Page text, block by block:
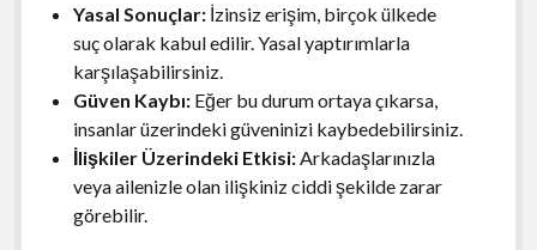
Yasal Sonuçlar:İzinsiz erişim, birçok ülkede
suç olarak kabul edilir. Yasal yaptırımlarla
karşılaşabilirsiniz.
Güven Kaybı:Eğer bu durum ortaya çıkarsa,
insanlar üzerindeki güveninizi kaybedebilirsiniz.
İlişkiler Üzerindeki Etkisi:Arkadaşlarınızla
veya ailenizle olan ilişkiniz ciddi şekilde zarar
görebilir.